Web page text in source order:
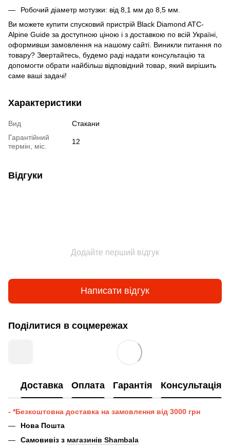
Робочий діаметр мотузки: від 8,1 мм до 8,5 мм.
Ви можете купити спусковий пристрій Black Diamond ATC-
Alpine Guide за доступною ціною і з доставкою по всій Україні,
оформивши замовлення на нашому сайті. Виникли питання по
товару? Звертайтесь, будемо раді надати консультацію та
допомогти обрати найбільш відповідний товар, який вирішить
саме ваші задачі!
Характеристики
Вид
Стакани
Гарантійний
термін, міс.
12
Відгуки
Додайте перший відгук
Написати відгук
Поділитися в соцмережах
Доставка Оплата Гарантія Консультація
- *Безкоштовна доставка на замовлення від 3000 грн
Нова Пошта
Самовивіз з магазинів Shambala